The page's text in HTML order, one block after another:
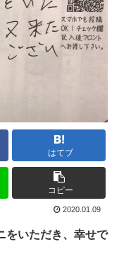
はてブ
コピー
2020.01.09
をいただき、幸せで